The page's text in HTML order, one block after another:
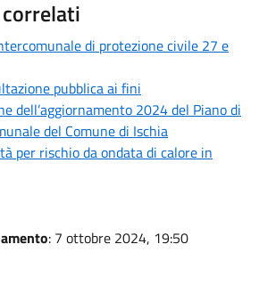
di protezione civile 27 e
pubblica ai fini
dell’aggiornamento 2024 del Piano di
del Comune di Ischia
per rischio da ondata di calore in
: 7 ottobre 2024, 19:50